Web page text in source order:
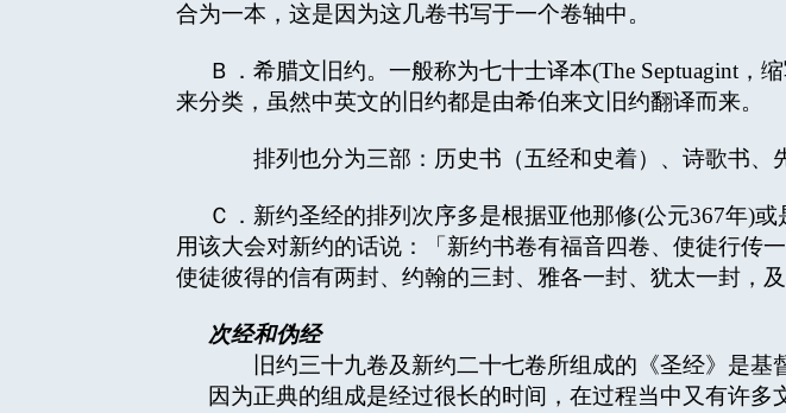
合为一本，这是因为这几卷书写于一个卷轴中。
Ｂ．希腊文旧约。一般称为七十士译本(The Septuagint
来分类，虽然中英文的旧约都是由希伯来文旧约翻译而来。
排列也分为三部：历史书（五经和史着）、诗歌书、
Ｃ．新约圣经的排列次序多是根据亚他那修(公元367年)
用该大会对新约的话说：「新约书卷有福音四卷、使徒行传
使徒彼得的信有两封、约翰的三封、雅各一封、犹太一封，及
次经和伪经
旧约三十九卷及新约二十七卷所组成的《圣经》是基
因为正典的组成是经过很长的时间，在过程当中又有许